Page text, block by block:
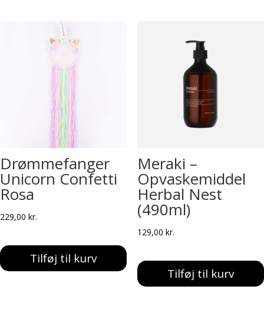
Drømmefanger
Unicorn Confetti
Rosa
229,00 kr.
Tilføj til kurv
Meraki –
Opvaskemiddel
Herbal Nest
(490ml)
129,00 kr.
Tilføj til kurv